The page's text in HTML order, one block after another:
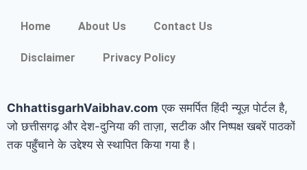
Home About Us Contact Us
Disclaimer Privacy Policy
ChhattisgarhVaibhav.com एक समर्पित हिंदी न्यूज़ पोर्टल है,
जो छत्तीसगढ़ और देश-दुनिया की ताज़ा, सटीक और निष्पक्ष खबरें पाठकों
तक पहुँचाने के उद्देश्य से स्थापित किया गया है।